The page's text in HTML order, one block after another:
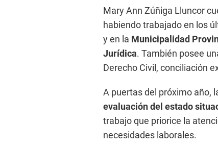
Mary Ann Zúñiga Lluncor
habiendo trabajado en los
y en la Municipalidad
Jurídica. También posee
Derecho Civil, conciliación
A puertas del próximo año,
evaluación del estado
trabajo que priorice la
necesidades laborales.